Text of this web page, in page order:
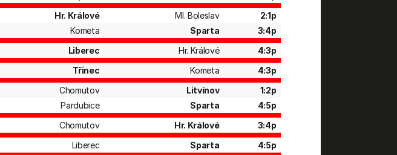
Hr. Králové Ml. Boleslav
2:1p
Kometa Sparta
3:4p
Liberec Hr. Králové
4:3p
Třinec Kometa
4:3p
Chomutov Litvínov
1:2p
Pardubice Sparta
4:5p
Chomutov Hr. Králové
3:4p
Liberec Sparta
4:5p